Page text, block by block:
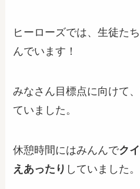
ヒーローズでは、生徒た
んでいます！
みなさん目標点に向けて、
ていました。
休憩時間にはみんんでク
えあったり していました。